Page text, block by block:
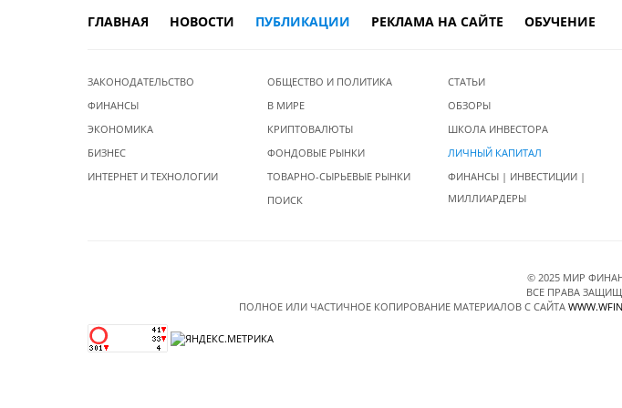
ГЛАВНАЯ НОВОСТИ ПУБЛИКАЦИИ РЕКЛАМА НА САЙТЕ ОБУЧЕНИЕ
ЗАКОНОДАТЕЛЬСТВО
ФИНАНСЫ
ЭКОНОМИКА
БИЗНЕС
ИНТЕРНЕТ И ТЕХНОЛОГИИ
ОБЩЕСТВО И ПОЛИТИКА
В МИРЕ
КРИПТОВАЛЮТЫ
ФОНДОВЫЕ РЫНКИ
ТОВАРНО-СЫРЬЕВЫЕ РЫНКИ
ПОИСК
СТАТЬИ
ОБЗОРЫ
ШКОЛА ИНВЕСТОРА
ЛИЧНЫЙ КАПИТАЛ
ФИНАНСЫ | ИНВЕСТИЦИИ |
МИЛЛИАРДЕРЫ
© 2025 МИР
ВСЕ ПРАВА
ПОЛНОЕ ИЛИ ЧАСТИЧНОЕ КОПИРОВАНИЕ МАТЕРИАЛОВ C САЙТА